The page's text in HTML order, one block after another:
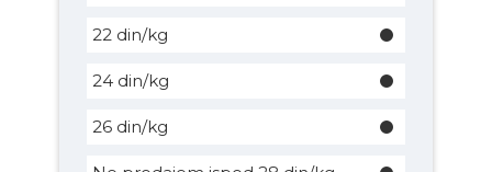
22 din/kg
24 din/kg
26 din/kg